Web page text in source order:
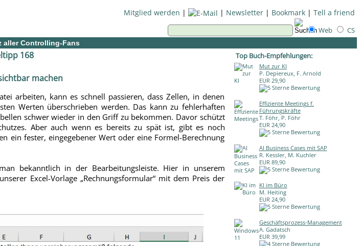
Mitglied werden | | Newsletter| Bookmark | Tell a friend
Web CS
aller Controlling-Fans
168
machen
arbeiten, kann es schnell passieren, dass Zellen, in denen
Werten überschrieben werden. Das kann zu fehlerhaften
schwer wieder in den Griff zu bekommen. Davor schützt
Aber auch wenn es bereits zu spät ist, gibt es noch
ein fester, eingegebener Wert oder eine Formel-Berechnung
bekanntlich in der Bearbeitungsleiste. Hier in unserem
Excel-Vorlage „Rechnungsformular“ mit dem Preis der
Top Buch-Empfehlungen:
Mut zur KI
P. Depiereux, F. Arnold
EUR 29,90
Effiziente Meetings f.
Führungskräfte
T. Föhr, P. Föhr
EUR 24,90
AI Business Cases mit SAP
R. Kessler, M. Kuchler
EUR 89,90
KI im Büro
M. Heiting
EUR 24,90
Geschäftsprozess-Management
A. Gadatsch
EUR 39,99